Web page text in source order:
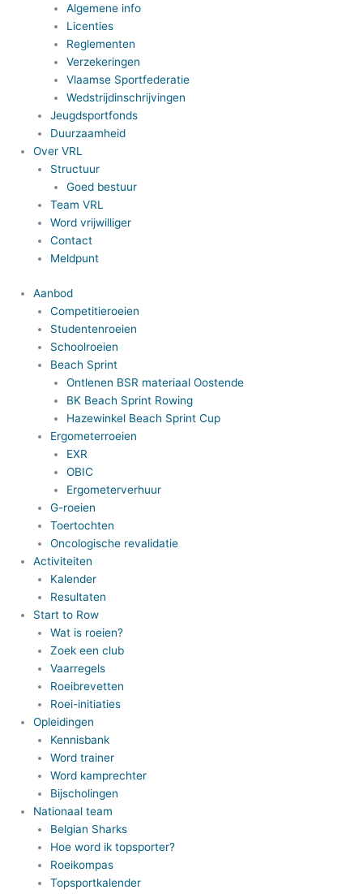
Algemene info
Licenties
Reglementen
Verzekeringen
Vlaamse Sportfederatie
Wedstrijdinschrijvingen
Jeugdsportfonds
Duurzaamheid
Over VRL
Structuur
Goed bestuur
Team VRL
Word vrijwilliger
Contact
Meldpunt
Aanbod
Competitieroeien
Studentenroeien
Schoolroeien
Beach Sprint
Ontlenen BSR materiaal Oostende
BK Beach Sprint Rowing
Hazewinkel Beach Sprint Cup
Ergometerroeien
EXR
OBIC
Ergometerverhuur
G-roeien
Toertochten
Oncologische revalidatie
Activiteiten
Kalender
Resultaten
Start to Row
Wat is roeien?
Zoek een club
Vaarregels
Roeibrevetten
Roei-initiaties
Opleidingen
Kennisbank
Word trainer
Word kamprechter
Bijscholingen
Nationaal team
Belgian Sharks
Hoe word ik topsporter?
Roeikompas
Topsportkalender